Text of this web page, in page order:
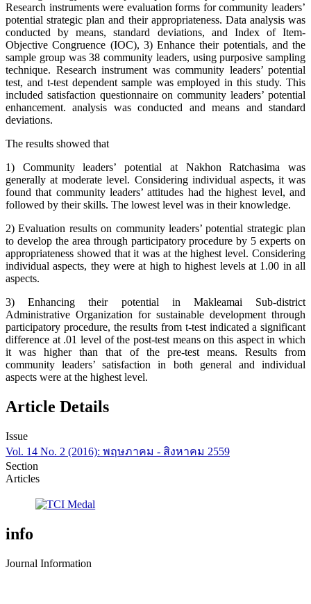
Research instruments were evaluation forms for community leaders’
potential strategic plan and their appropriateness. Data analysis was
conducted by means, standard deviations, and Index of Item-
Objective Congruence (IOC), 3) Enhance their potentials, and the
sample group was 38 community leaders, using purposive sampling
technique. Research instrument was community leaders’ potential
test, and t-test dependent sample was employed in this study. This
included satisfaction questionnaire on community leaders’ potential
enhancement. analysis was conducted and means and standard
deviations.
The results showed that
1) Community leaders’ potential at Nakhon Ratchasima was
generally at moderate level. Considering individual aspects, it was
found that community leaders’ attitudes had the highest level, and
followed by their skills. The lowest level was in their knowledge.
2) Evaluation results on community leaders’ potential strategic plan
to develop the area through participatory procedure by 5 experts on
appropriateness showed that it was at the highest level. Considering
individual aspects, they were at high to highest levels at 1.00 in all
aspects.
3) Enhancing their potential in Makleamai Sub-district
Administrative Organization for sustainable development through
participatory procedure, the results from t-test indicated a significant
difference at .01 level of the post-test means on this aspect in which
it was higher than that of the pre-test means. Results from
community leaders’ satisfaction in both general and individual
aspects were at the highest level.
Article Details
Issue
Vol. 14 No. 2 (2016): พฤษภาคม - สิงหาคม 2559
Section
Articles
info
Journal Information